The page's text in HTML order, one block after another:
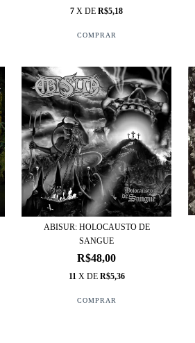
7 X DER$5,18
ABISUR: HOLOCAUSTO DE
SANGUE
R$48,00
11 X DE R$5,36